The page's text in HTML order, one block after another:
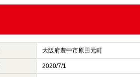
大阪府豊中市原田元町
2020/7/1